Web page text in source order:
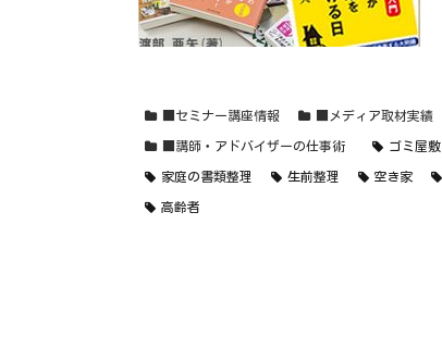
■セミナー講座情報 ■メディア取材実績
■講師・アドバイザーの仕事術 ゴミ屋敷
家庭の書類整理 生前整理 空き家
高齢者